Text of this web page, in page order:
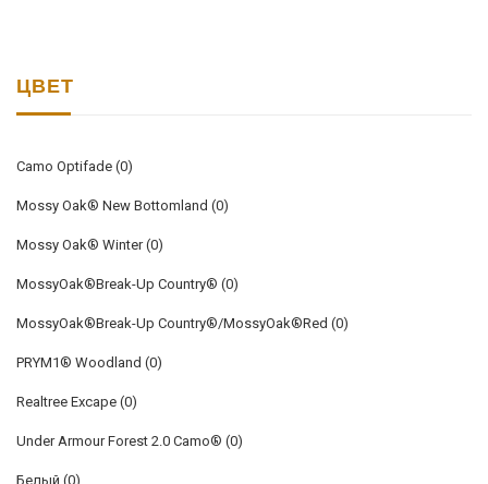
ЦВЕТ
Camo Optifade (0)
Mossy Oak® New Bottomland (0)
Mossy Oak® Winter(0)
MossyOak®Break-Up Country® (0)
MossyOak®Break-Up Country®/MossyOak®Red (0)
PRYM1® Woodland (0)
Realtree Excape (0)
Under Armour Forest 2.0 Camo® (0)
Белый (0)